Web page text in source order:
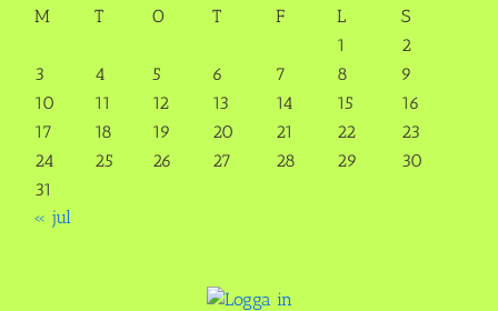
M
T O T F L
S
1
2
3
4 5 6 7 8
9
10
11 12 13 14 15
16
17
18 19 20 21 22
23
24
25 26 27 28 29
30
31
« jul